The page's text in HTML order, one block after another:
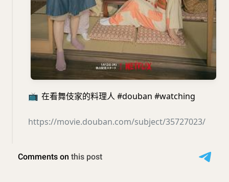
📺 在看舞伎家的料理人 #douban #watching
https://movie.douban.com/subject/35727023/